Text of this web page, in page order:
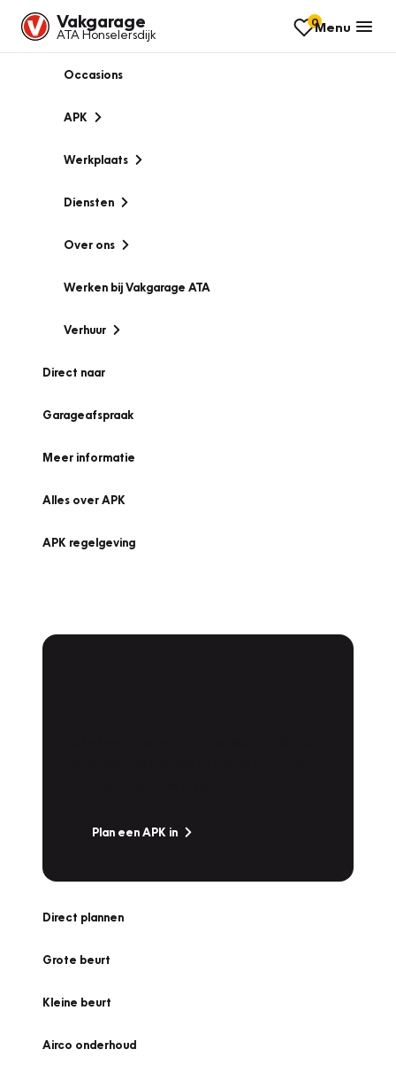
Vakgarage
ATA Honselersdijk
0Menu
Occasions
APK
Werkplaats
Diensten
Over ons
Werken bij Vakgarage ATA
Verhuur
Direct naar
Garageafspraak
Meer informatie
Alles over APK
APK regelgeving
Plan een APK in
Direct plannen
Grote beurt
Kleine beurt
Airco onderhoud